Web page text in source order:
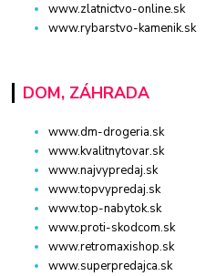
www.zlatnictvo-online.sk
www.rybarstvo-kamenik.sk
DOM, ZÁHRADA
www.dm-drogeria.sk
www.kvalitnytovar.sk
www.najvypredaj.sk
www.topvypredaj.sk
www.top-nabytok.sk
www.proti-skodcom.sk
www.retromaxishop.sk
www.superpredajca.sk